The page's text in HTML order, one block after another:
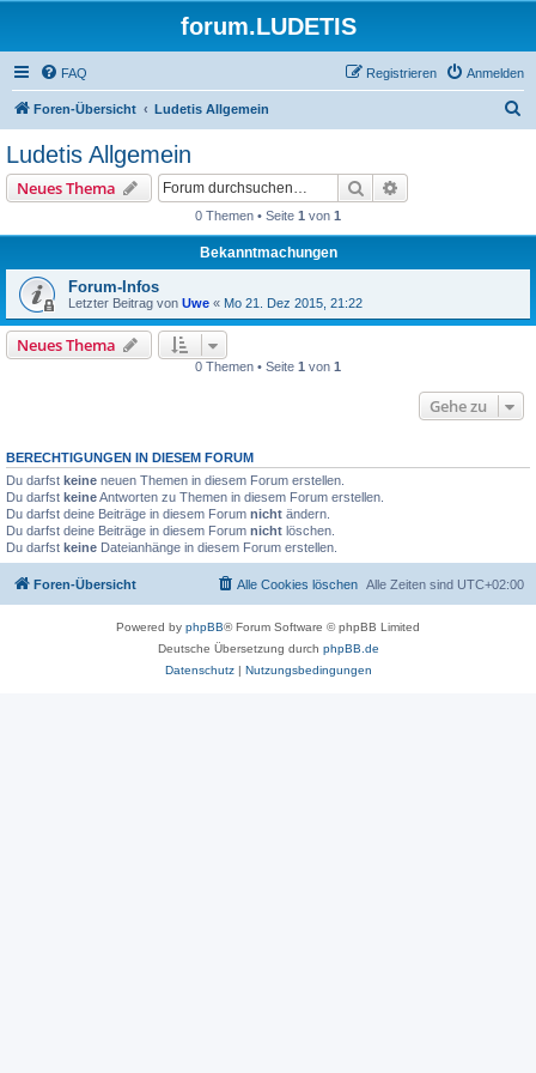
forum.LUDETIS
FAQ Anmelden
Registrieren
Foren-Übersicht Ludetis Allgemein
Ludetis Allgemein
Neues Thema Suche
0 Themen • Seite 1 von 1
Bekanntmachungen
Forum-Infos
Letzter Beitrag von Uwe « Mo 21. Dez 2015, 21:22
Neues Thema
0 Themen • Seite 1 von 1
Gehe zu
BERECHTIGUNGEN IN DIESEM FORUM
Du darfst keine neuen Themen in diesem Forum erstellen.
Du darfst keineAntworten zu Themen in diesem Forum erstellen.
Du darfst deine Beiträge in diesem Forum nicht ändern.
Du darfst deine Beiträge in diesem Forum nicht löschen.
Du darfst keine Dateianhänge in diesem Forum erstellen.
Foren-Übersicht Alle Zeiten sind UTC+02:00
Alle Cookies löschen
Powered by phpBB® Forum Software © phpBB Limited
Deutsche Übersetzung durch phpBB.de
Datenschutz| Nutzungsbedingungen